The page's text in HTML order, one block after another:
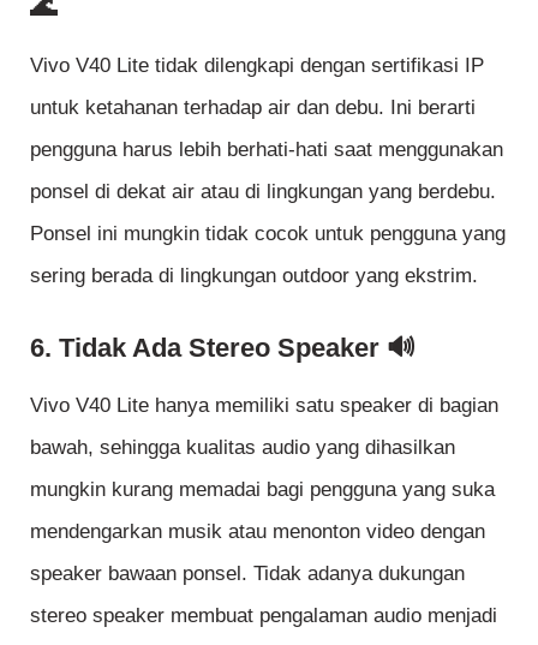
🌊
Vivo V40 Lite tidak dilengkapi dengan sertifikasi IP
untuk ketahanan terhadap air dan debu. Ini berarti
pengguna harus lebih berhati-hati saat menggunakan
ponsel di dekat air atau di lingkungan yang berdebu.
Ponsel ini mungkin tidak cocok untuk pengguna yang
sering berada di lingkungan outdoor yang ekstrim.
6. Tidak Ada Stereo Speaker 🔊
Vivo V40 Lite hanya memiliki satu speaker di bagian
bawah, sehingga kualitas audio yang dihasilkan
mungkin kurang memadai bagi pengguna yang suka
mendengarkan musik atau menonton video dengan
speaker bawaan ponsel. Tidak adanya dukungan
stereo speaker membuat pengalaman audio menjadi